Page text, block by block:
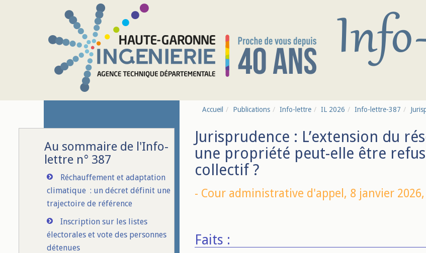
Au sommaire de l'Info-
lettre n° 387
Réchauffement et adaptation
climatique : un décret définit une
trajectoire de référence
Inscription sur les listes
électorales et vote des personnes
détenues
Accueil Publications Info-lettre IL 2026 Info-lettre-387
Jurisprudence : L’extension du
une propriété peut-elle être
collectif ?
- Cour administrative d'appel, 8 janvier 2026
Faits :